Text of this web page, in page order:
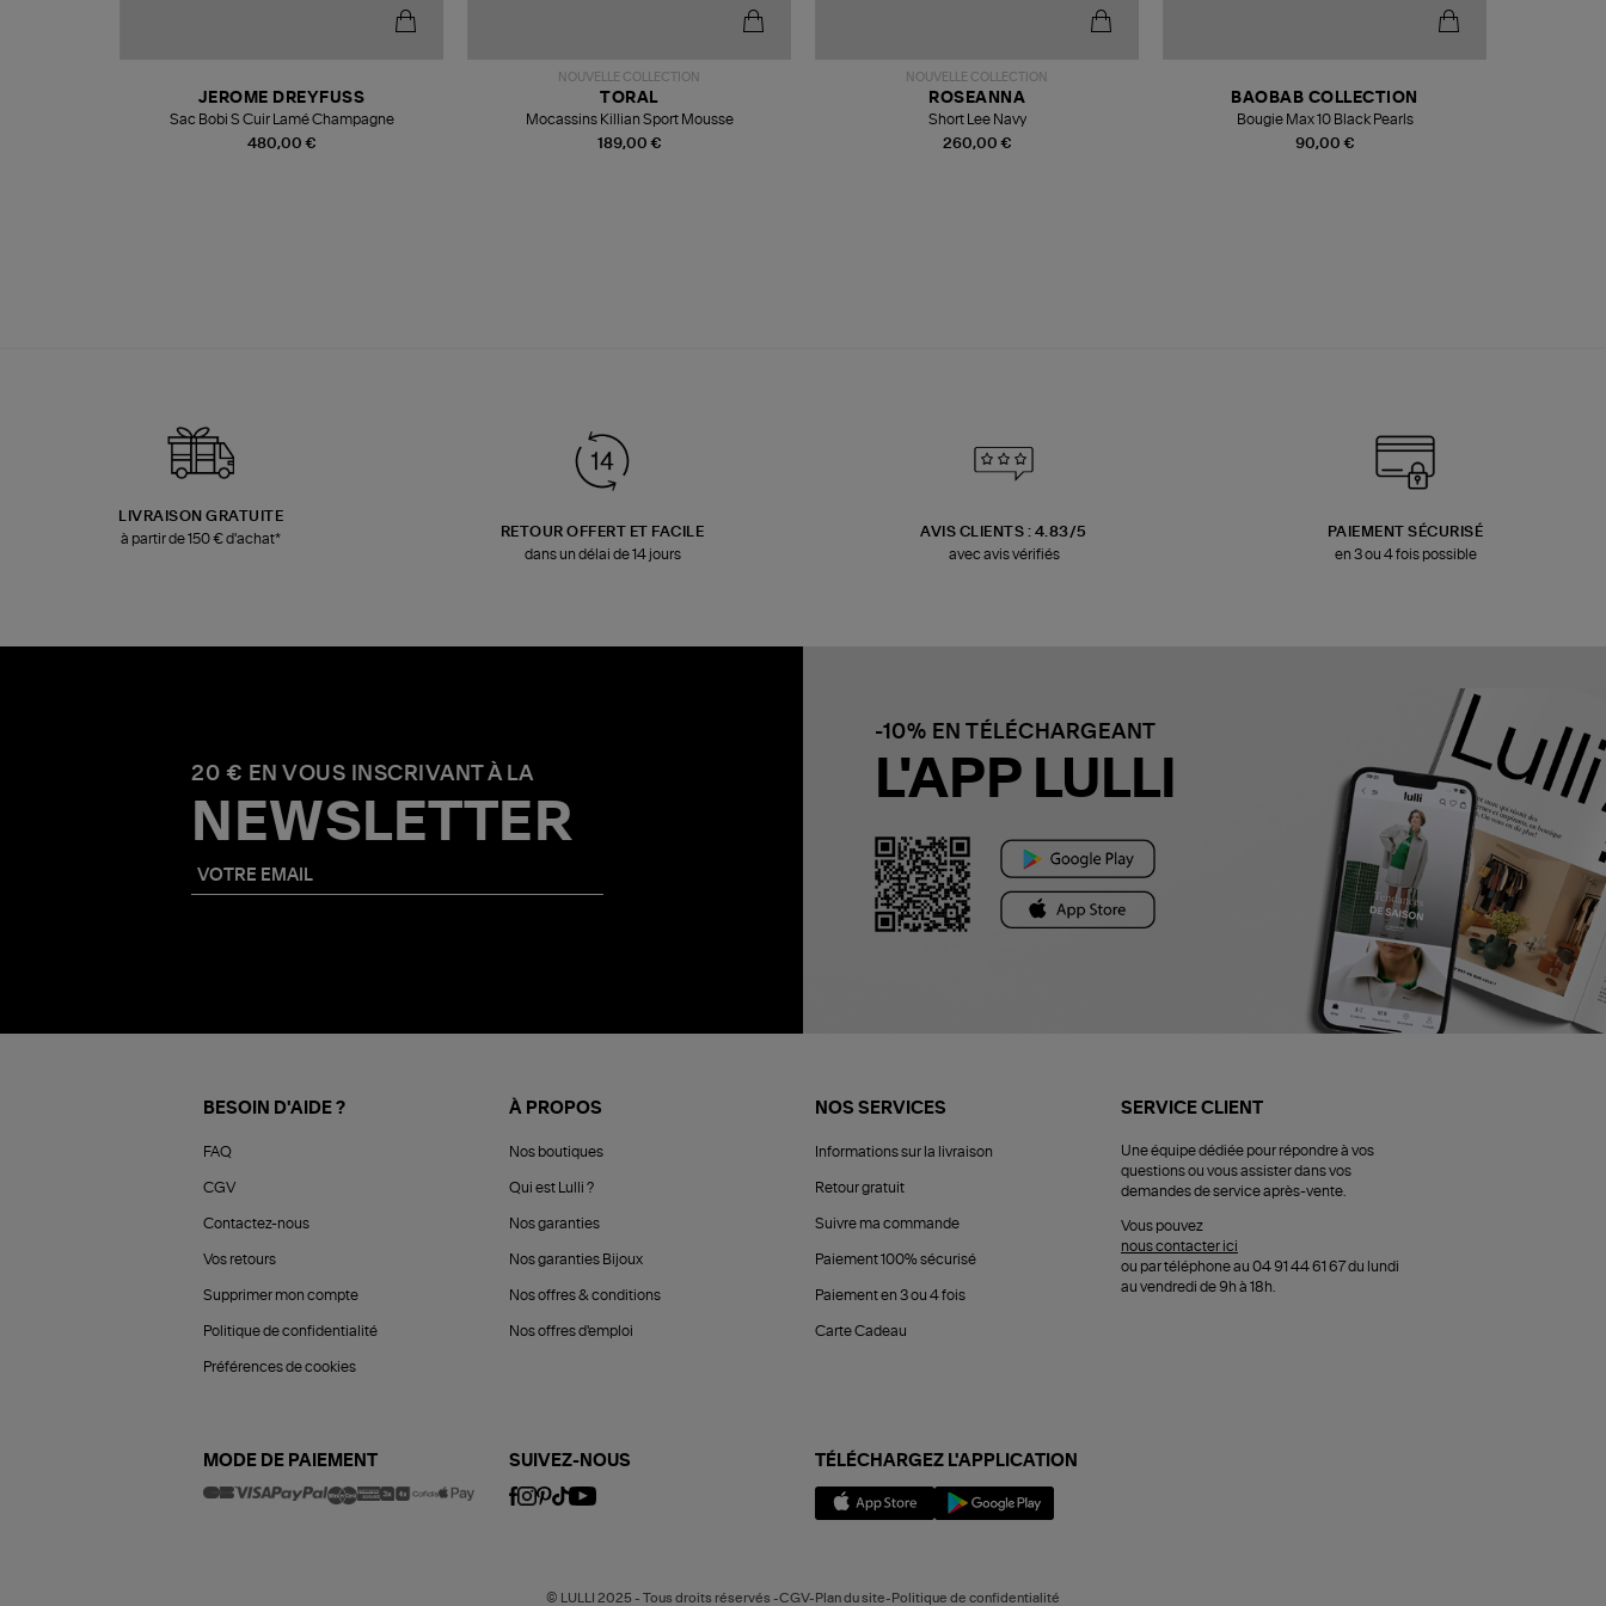
480,00 €
JEROME DREYFUSS
Sac Bobi S Cuir Lamé Champagne
NOUVELLE COLLECTION
189,00 €
TORAL
Mocassins Killian Sport Mousse
NOUVELLE COLLECTION
260,00 €
ROSEANNA
Short Lee Navy
90,00 €
BAOBAB COLLECTION
Bougie Max 10 Black Pearls
LIVRAISON GRATUITE
à partir de 150 € d'achat*
RETOUR OFFERT ET FACILE
dans un délai de 14 jours
AVIS CLIENTS : 4.83/5
avec avis vérifiés
PAIEMENT SÉCURISÉ
en 3 ou 4 fois possible
20 € EN VOUS INSCRIVANT À LA
NEWSLETTER
-10% EN TÉLÉCHARGEANT
L'APP LULLI
BESOIN D'AIDE ?
FAQ
CGV
Contactez-nous
Vos retours
Supprimer mon compte
Politique de confidentialité
Préférences de cookies
À PROPOS
Nos boutiques
Qui est Lulli ?
Nos garanties
Nos garanties Bijoux
Nos offres & conditions
Nos offres d'emploi
NOS SERVICES
Informations sur la livraison
Retour gratuit
Suivre ma commande
Paiement 100% sécurisé
Paiement en 3 ou 4 fois
Carte Cadeau
SERVICE CLIENT
Une équipe dédiée pour répondre à vos
questions ou vous assister dans vos
demandes de service après-vente.
Vous pouvez
nous contacter ici
ou par téléphone au 04 91 44 61 67 du lundi
au vendredi de 9h à 18h.
MODE DE PAIEMENT SUIVEZ-NOUS TÉLÉCHARGEZ L'APPLICATION
© LULLI 2025 - Tous droits réservés -CGV-Plan du site-Politique de confidentialité